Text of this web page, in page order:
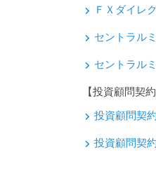
ＦＸダイレ
セントラル
セントラル
【投資顧問契約
投資顧問契
投資顧問契